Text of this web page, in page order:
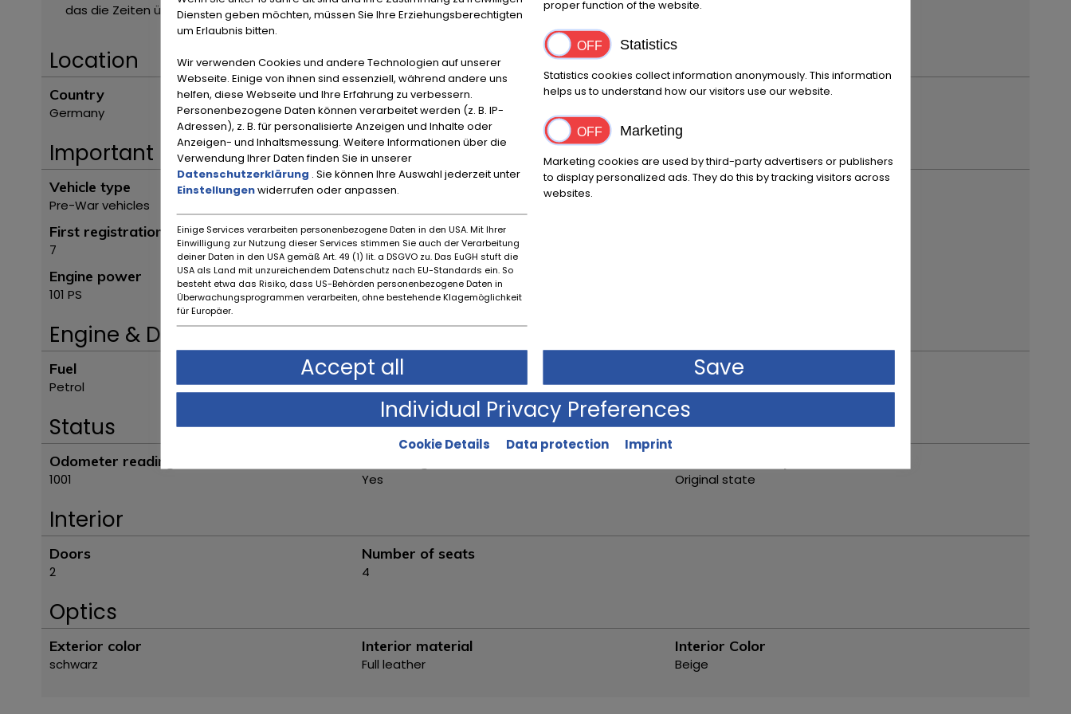
das die Zeiten überdauert hat.ZUBEHÖRANGABEN OHNE GEWÄHR, Änderungen, Zwischenverkauf und Irrtümer vorbehalten!
Location
Country
Germany
Location
Bovenden
Zip code
Important
Vehicle type
Pre-War vehicles
Make First registration year
First registration month
7
Model
HORCH 855 Gläser Spezial Roadster
Engine power
101 PS
Engine & Drive
Fuel
Petrol
Transmission
Manually
Status
Odometer reading
1001 Yes Original state
Interior
Doors
2
Number of seats
4
Optics
Exterior color
schwarz
Interior material
Full leather
Interior Color
Beige
Diensten geben möchten, müssen Sie Ihre Erziehungsberechtigten
um Erlaubnis bitten.
Wir verwenden Cookies und andere Technologien auf unserer
Webseite. Einige von ihnen sind essenziell, während andere uns
helfen, diese Webseite und Ihre Erfahrung zu verbessern.
Personenbezogene Daten können verarbeitet werden (z. B. IP-
Adressen), z. B. für personalisierte Anzeigen und Inhalte oder
Anzeigen- und Inhaltsmessung. Weitere Informationen über die
Verwendung Ihrer Daten finden Sie in unserer
Datenschutzerklärung . Sie können Ihre Auswahl jederzeit unter
Einstellungenwiderrufen oder anpassen.
Einige Services verarbeiten personenbezogene Daten in den USA. Mit Ihrer
Einwilligung zur Nutzung dieser Services stimmen Sie auch der Verarbeitung
deiner Daten in den USA gemäß Art. 49 (1) lit. a DSGVO zu. Das EuGH stuft die
USA als Land mit unzureichendem Datenschutz nach EU-Standards ein. So
besteht etwa das Risiko, dass US-Behörden personenbezogene Daten in
Überwachungsprogrammen verarbeiten, ohne bestehende Klagemöglichkeit
für Europäer.
proper function of the website.
Statistics
Statistics cookies collect information anonymously. This information
helps us to understand how our visitors use our website.
Marketing
Marketing cookies are used by third-party advertisers or publishers
to display personalized ads. They do this by tracking visitors across
websites.
Accept all
Save
Individual Privacy Preferences
Cookie Details Data protection Imprint